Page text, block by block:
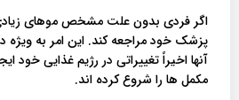
اگر فردی بدون علت مشخص موهای
پزشک خود مراجعه کند. این امر به ویژه
آنها اخیراً تغییراتی در رژیم غذایی خود
مکمل ها را شروع کرده اند.